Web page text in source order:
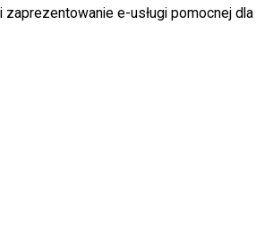
e-usługi pomocnej dla